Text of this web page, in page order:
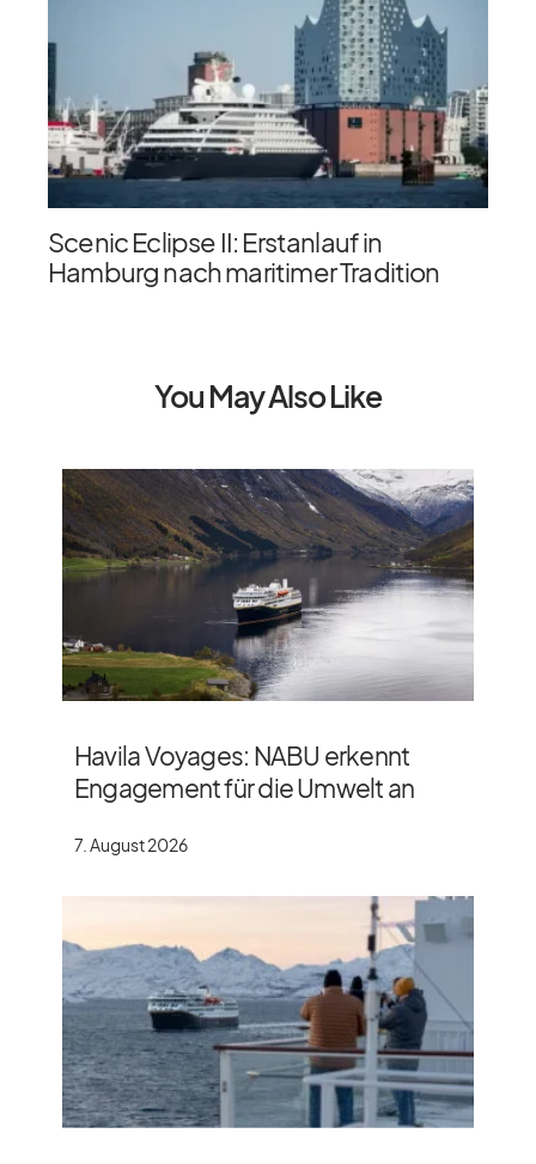
Scenic Eclipse II: Erstanlauf in
Hamburg nach maritimer Tradition
You May Also Like
Havila Voyages: NABU erkennt
Engagement für die Umwelt an
7. August 2026